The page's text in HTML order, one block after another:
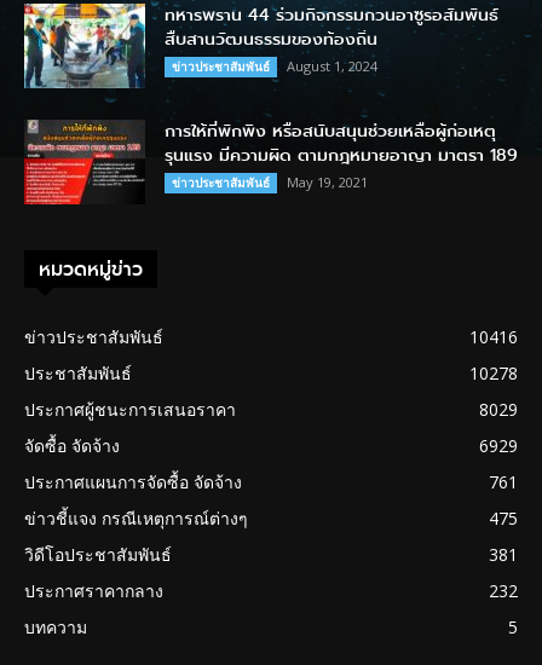
ทหารพราน 44 ร่วมกิจกรรมกวนอาซูรอสัมพันธ์
สืบสานวัฒนธรรมของท้องถิ่น
ข่าวประชาสัมพันธ์ August 1, 2024
การให้ที่พักพิง หรือสนับสนุนช่วยเหลือผู้ก่อเหตุ
รุนแรง มีความผิด ตามกฎหมายอาญา มาตรา 189
ข่าวประชาสัมพันธ์ May 19, 2021
หมวดหมู่ข่าว
ข่าวประชาสัมพันธ์
10416
ประชาสัมพันธ์
10278
ประกาศผู้ชนะการเสนอราคา
8029
จัดซื้อ จัดจ้าง
6929
ประกาศแผนการจัดซื้อ จัดจ้าง
761
ข่าวชี้แจง กรณีเหตุการณ์ต่างๆ
475
วิดีโอประชาสัมพันธ์
381
ประกาศราคากลาง
232
บทความ
5